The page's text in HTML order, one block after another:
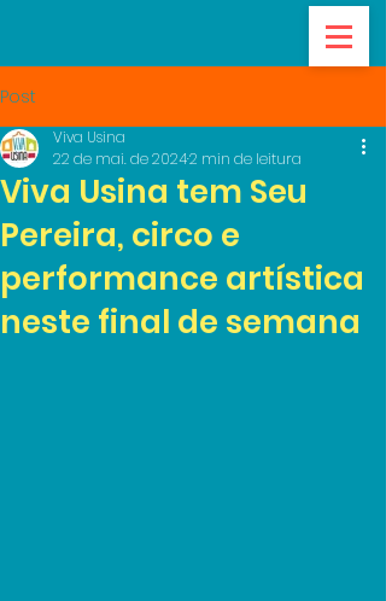
Post
Viva Usina tem Seu
Pereira, circo e
performance artística
neste final de semana
Viva Usina
22 de mai. de 20242 min de leitura